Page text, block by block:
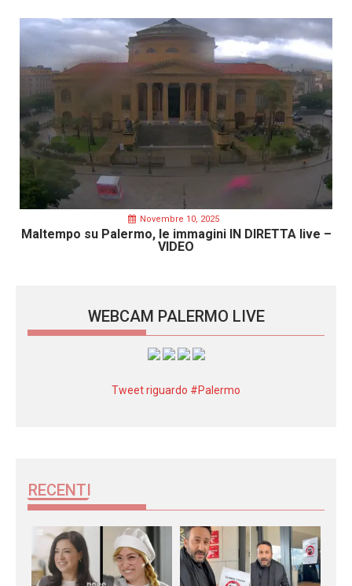
Novembre 10, 2025
Maltempo su Palermo, le immagini IN DIRETTA live –
VIDEO
WEBCAM PALERMO LIVE
Tweet riguardo #Palermo
RECENTI